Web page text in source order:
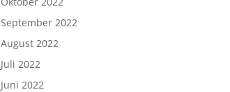
September 2022
August 2022
Juli 2022
Juni 2022